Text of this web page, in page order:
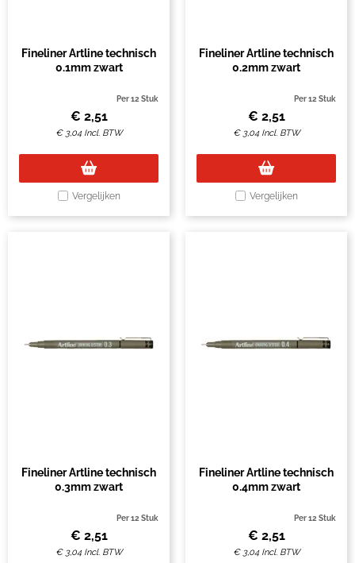
Fineliner Artline technisch
0.1mm zwart
Per 12 Stuk
€ 2,51
€ 3,04 Incl. BTW
Vergelijken
Fineliner Artline technisch
0.2mm zwart
Per 12 Stuk
€ 2,51
€ 3,04 Incl. BTW
Vergelijken
Fineliner Artline technisch
0.3mm zwart
Per 12 Stuk
€ 2,51
€ 3,04 Incl. BTW
Fineliner Artline technisch
0.4mm zwart
Per 12 Stuk
€ 2,51
€ 3,04 Incl. BTW